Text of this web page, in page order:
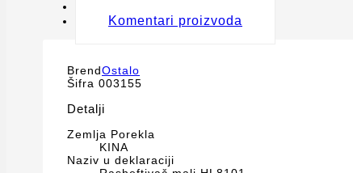
Komentari proizvoda
BrendOstalo
Šifra 003155
Detalji
Zemlja Porekla
KINA
Naziv u deklaraciji